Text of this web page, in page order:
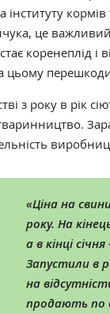
інституту
це
коренеплід і
цьому
з року в рік
«Ціна на
року. На
а в кінці
Запустили в
на
продають по